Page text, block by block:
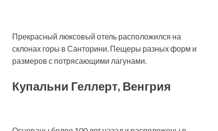
Прекрасный люксовый отель расположился на
склонах горы в Санторини. Пещеры разных форм и
размеров с потрясающими лагунами.
Купальни Геллерт, Венгрия